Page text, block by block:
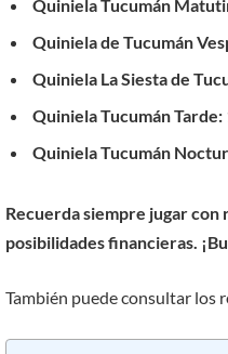
Quiniela Tucumán
Quiniela de Tucumán
Quiniela La Siesta de
Quiniela Tucumán Tarde:
Quiniela Tucumán
Recuerda siempre jugar
posibilidades financieras.
También puede consultar los